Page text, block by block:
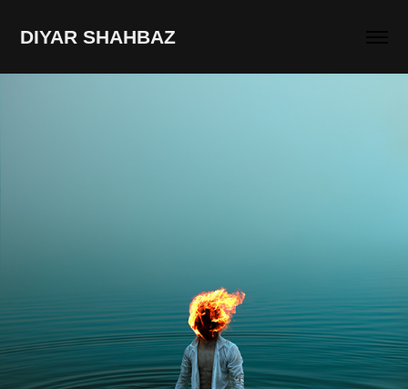
DIYAR SHAHBAZ